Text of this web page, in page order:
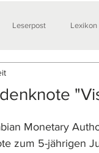
Leserpost Lexikon
Monetary
zum 5-jährigen